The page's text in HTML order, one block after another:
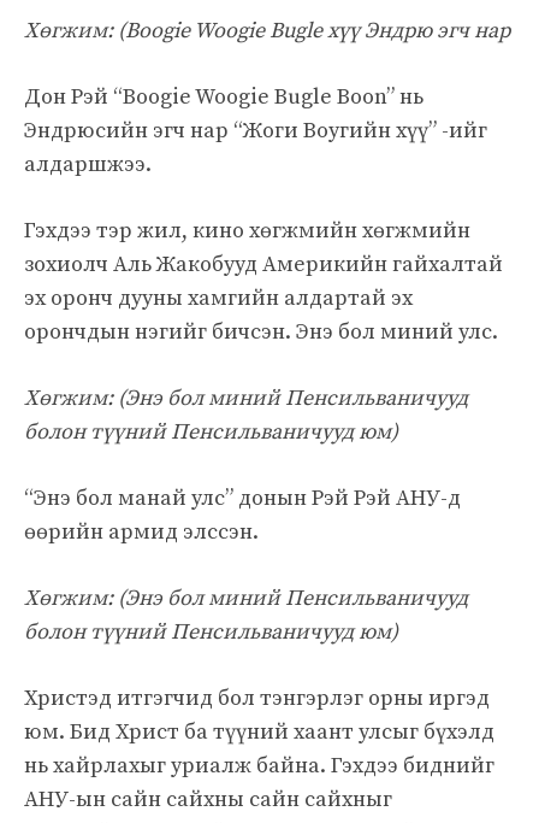
Хөгжим: (Boogie Woogie Bugle хүү Эндрю эгч нар
Дон Рэй “Boogie Woogie Bugle Boon” нь
Эндрюсийн эгч нар “Жоги Воугийн хүү” -ийг
алдаршжээ.
Гэхдээ тэр жил, кино хөгжмийн хөгжмийн
зохиолч Аль Жакобууд Америкийн гайхалтай
эх оронч дууны хамгийн алдартай эх
орончдын нэгийг бичсэн. Энэ бол миний улс.
Хөгжим: (Энэ бол миний Пенсильваничууд
болон түүний Пенсильваничууд юм)
“Энэ бол манай улс” донын Рэй Рэй АНУ-д
өөрийн армид элссэн.
Хөгжим: (Энэ бол миний Пенсильваничууд
болон түүний Пенсильваничууд юм)
Христэд итгэгчид бол тэнгэрлэг орны иргэд
юм. Бид Христ ба түүний хаант улсыг бүхэлд
нь хайрлахыг уриалж байна. Гэхдээ биднийг
АНУ-ын сайн сайхны сайн сайхныг